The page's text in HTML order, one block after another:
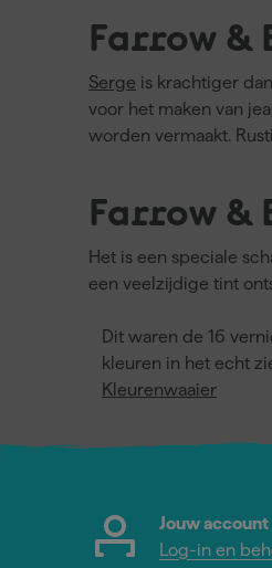
Farrow &
Serge is krachtiger
voor het maken van
worden vermaakt.
Farrow
Het is een speciale
een veelzijdige tint
Dit waren de 16
kleuren in het echt
Kleurenwaaier
Jouw account
Log-in en